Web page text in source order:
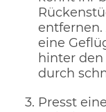
eine
hinter den
durch
Presst